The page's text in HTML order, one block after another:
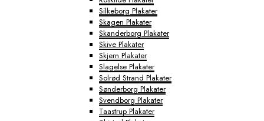
Silkeborg Plakater
Skagen Plakater
Skanderborg Plakater
Skive Plakater
Skjern Plakater
Slagelse Plakater
Solrød Strand Plakater
Sønderborg Plakater
Svendborg Plakater
Taastrup Plakater